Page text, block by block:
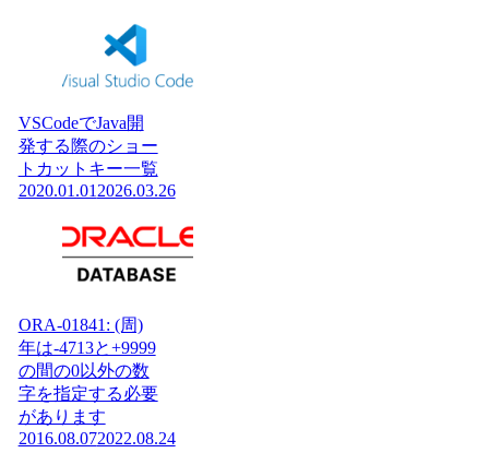
VSCodeでJava開
発する際のショー
トカットキー一覧
2020.01.012026.03.26
ORA-01841: (周)
年は-4713と+9999
の間の0以外の数
字を指定する必要
があります
2016.08.072022.08.24